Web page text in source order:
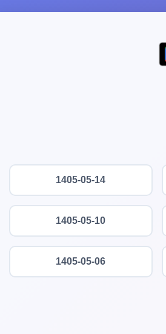
1405-05-14
1405-05-10
1405-05-06